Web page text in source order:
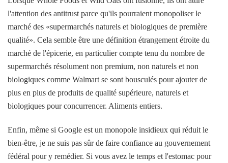
l'attention des antitrust parce qu'ils pourraient monopoliser le
marché des «supermarchés naturels et biologiques de première
qualité». Cela semble être une définition étrangement étroite du
marché de l'épicerie, en particulier compte tenu du nombre de
supermarchés résolument non premium, non naturels et non
biologiques comme Walmart se sont bousculés pour ajouter de
plus en plus de produits de qualité supérieure, naturels et
biologiques pour concurrencer. Aliments entiers.
Enfin, même si Google est un monopole insidieux qui réduit le
bien-être, je ne suis pas sûr de faire confiance au gouvernement
fédéral pour y remédier. Si vous avez le temps et l'estomac pour